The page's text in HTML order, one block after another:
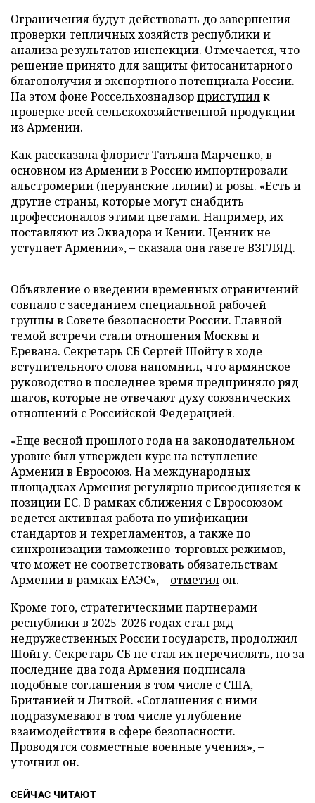
Ограничения будут действовать до завершения
проверки тепличных хозяйств республики и
анализа результатов инспекции. Отмечается, что
решение принято для защиты фитосанитарного
благополучия и экспортного потенциала России.
На этом фоне Россельхознадзорприступилк
проверке всей сельскохозяйственной продукции
из Армении.
Как рассказала флорист Татьяна Марченко, в
основном из Армении в Россию импортировали
альстромерии (перуанские лилии) и розы. «Есть и
другие страны, которые могут снабдить
профессионалов этими цветами. Например, их
поставляют из Эквадора и Кении. Ценник не
уступает Армении», – сказала она газете ВЗГЛЯД.
Объявление о введении временных ограничений
совпало с заседанием специальной рабочей
группы в Совете безопасности России. Главной
темой встречи стали отношения Москвы и
Еревана. Секретарь СБ Сергей Шойгу в ходе
вступительного слова напомнил, что армянское
руководство в последнее время предприняло ряд
шагов, которые не отвечают духу союзнических
отношений с Российской Федерацией.
«Еще весной прошлого года на законодательном
уровне был утвержден курс на вступление
Армении в Евросоюз. На международных
площадках Армения регулярно присоединяется к
позиции ЕС. В рамках сближения с Евросоюзом
ведется активная работа по унификации
стандартов и техрегламентов, а также по
синхронизации таможенно-торговых режимов,
что может не соответствовать обязательствам
Армении в рамках ЕАЭС», – отметил он.
Кроме того, стратегическими партнерами
республики в 2025-2026 годах стал ряд
недружественных России государств, продолжил
Шойгу. Секретарь СБ не стал их перечислять, но за
последние два года Армения подписала
подобные соглашения в том числе с США,
Британией и Литвой. «Соглашения с ними
подразумевают в том числе углубление
взаимодействия в сфере безопасности.
Проводятся совместные военные учения», –
уточнил он.
СЕЙЧАС ЧИТАЮТ